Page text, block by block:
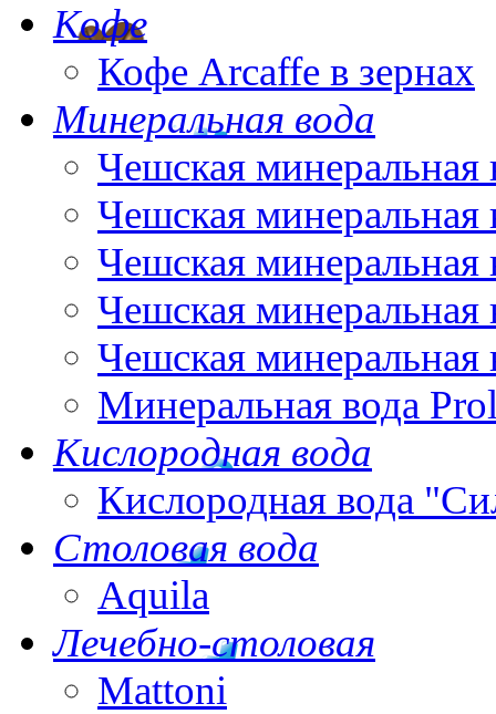
Кофе
Кофе Arcaffe в зернах
Минеральная вода
Чешская минеральная
Чешская минеральная
Чешская минеральная
Чешская минеральная
Чешская минеральная
Минеральная вода
Кислородная вода
Кислородная вода
Столовая вода
Aquila
Лечебно-столовая
Mattoni